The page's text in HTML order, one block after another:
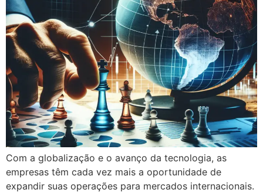
Com a globalização e o avanço da tecnologia, as
empresas têm cada vez mais a oportunidade de
expandir suas operações para mercados internacionais.